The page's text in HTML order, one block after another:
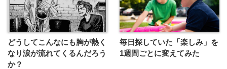
どうしてこんなにも胸が熱く
なり涙が流れてくるんだろう
か？
毎日探していた「楽しみ」を
1週間ごとに変えてみた